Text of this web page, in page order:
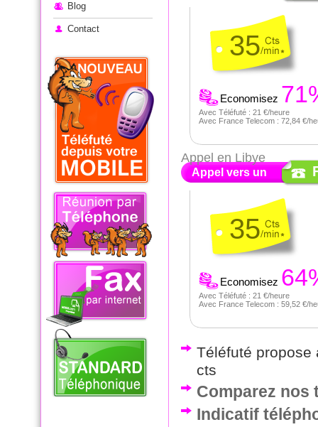
Blog
Contact
35
Economisez
Avec Téléfuté : 21 €/heure
Avec France Telecom : 72,84 €/
Appel vers un
Appel en Libye
35
Economisez
Avec Téléfuté : 21 €/heure
Avec France Telecom : 59,52 €/
Téléfuté propose
cts
Comparez nos
Indicatif